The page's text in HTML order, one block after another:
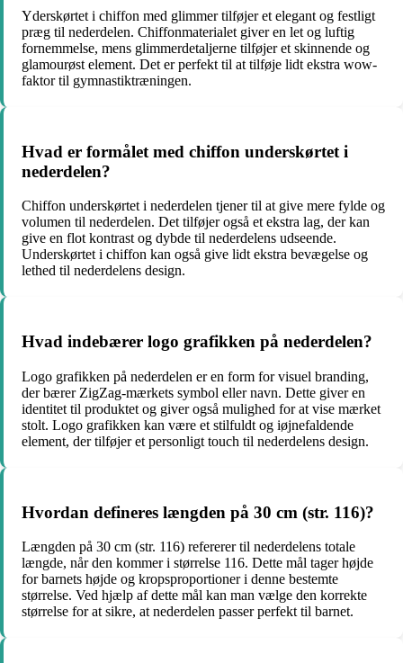
Yderskørtet i chiffon med glimmer tilføjer et elegant og festligt
præg til nederdelen. Chiffonmaterialet giver en let og luftig
fornemmelse, mens glimmerdetaljerne tilføjer et skinnende og
glamourøst element. Det er perfekt til at tilføje lidt ekstra wow-
faktor til gymnastiktræningen.
Hvad er formålet med chiffon underskørtet i
nederdelen?
Chiffon underskørtet i nederdelen tjener til at give mere fylde og
volumen til nederdelen. Det tilføjer også et ekstra lag, der kan
give en flot kontrast og dybde til nederdelens udseende.
Underskørtet i chiffon kan også give lidt ekstra bevægelse og
lethed til nederdelens design.
Hvad indebærer logo grafikken på nederdelen?
Logo grafikken på nederdelen er en form for visuel branding,
der bærer ZigZag-mærkets symbol eller navn. Dette giver en
identitet til produktet og giver også mulighed for at vise mærket
stolt. Logo grafikken kan være et stilfuldt og iøjnefaldende
element, der tilføjer et personligt touch til nederdelens design.
Hvordan defineres længden på 30 cm (str. 116)?
Længden på 30 cm (str. 116) refererer til nederdelens totale
længde, når den kommer i størrelse 116. Dette mål tager højde
for barnets højde og kropsproportioner i denne bestemte
størrelse. Ved hjælp af dette mål kan man vælge den korrekte
størrelse for at sikre, at nederdelen passer perfekt til barnet.